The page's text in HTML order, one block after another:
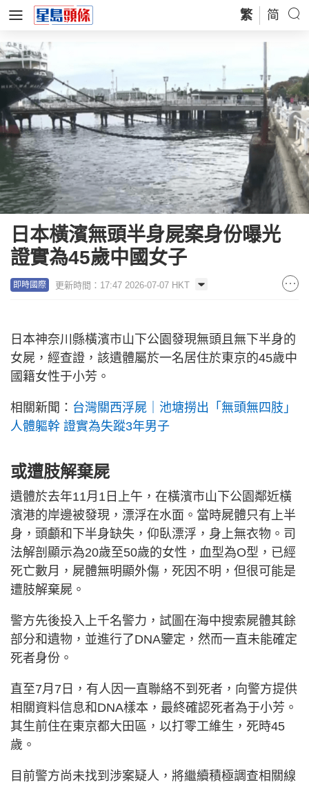
繁 简
日本橫濱無頭半身屍案身份曝光
證實為45歲中國女子
即時國際 更新時間：17:47 2026-07-07 HKT
日本神奈川縣橫濱市山下公園發現無頭且無下半身的
女屍，經查證，該遺體屬於一名居住於東京的45歲中
國籍女性于小芳。
相關新聞： 台灣關西浮屍｜池塘撈出「無頭無四肢」
人體軀幹 證實為失蹤3年男子
或遭肢解棄屍
遺體於去年11月1日上午，在橫濱市山下公園鄰近橫
濱港的岸邊被發現，漂浮在水面。當時屍體只有上半
身，頭顱和下半身缺失，仰臥漂浮，身上無衣物。司
法解剖顯示為20歲至50歲的女性，血型為O型，已經
死亡數月，屍體無明顯外傷，死因不明，但很可能是
遭肢解棄屍。
警方先後投入上千名警力，試圖在海中搜索屍體其餘
部分和遺物，並進行了DNA鑒定，然而一直未能確定
死者身份。
直至7月7日，有人因一直聯絡不到死者，向警方提供
相關資料信息和DNA樣本，最終確認死者為于小芳。
其生前住在東京都大田區，以打零工維生，死時45
歲。
目前警方尚未找到涉案疑人，將繼續積極調查相關線